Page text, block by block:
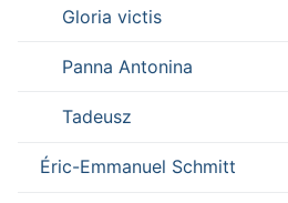
Gloria victis
Panna Antonina
Tadeusz
Éric-Emmanuel Schmitt